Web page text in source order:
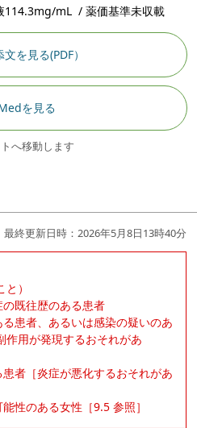
114.3mg/mL / 薬価基準未収載
を見る(PDF）
を見る
へ移動します
最終更新日時：2026年5月8日13時40分
）
既往歴のある患者
患者、あるいは感染の疑いのあ
作用が発現するおそれがあ
者［炎症が悪化するおそれがあ
性のある女性［9.5 参照］